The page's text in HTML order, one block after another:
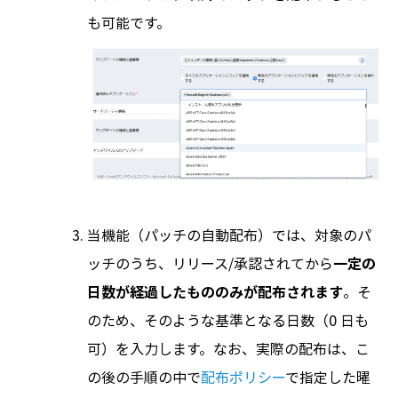
も可能です。
当機能（パッチの自動配布）では、対象のパ
ッチのうち、リリース/承認されてから一定の
日数が経過したもののみが配布されます。そ
のため、そのような基準となる日数（0 日も
可）を入力します。なお、実際の配布は、こ
の後の手順の中で配布ポリシーで指定した曜